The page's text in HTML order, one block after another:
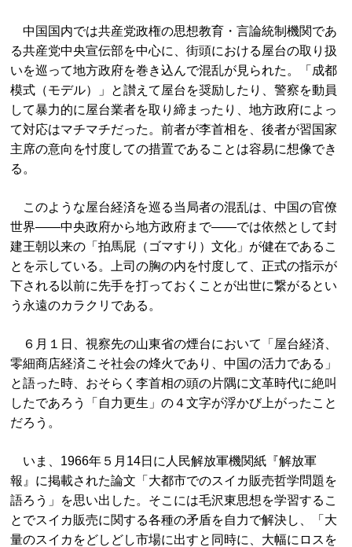
中国国内では共産党政権の思想教育・言論統制機関であ
る共産党中央宣伝部を中心に、街頭における屋台の取り扱
いを巡って地方政府を巻き込んで混乱が見られた。「成都
模式（モデル）」と讃えて屋台を奨励したり、警察を動員
して暴力的に屋台業者を取り締まったり、地方政府によっ
て対応はマチマチだった。前者が李首相を、後者が習国家
主席の意向を忖度しての措置であることは容易に想像でき
る。
このような屋台経済を巡る当局者の混乱は、中国の官僚
世界――中央政府から地方政府まで――では依然として封
建王朝以来の「拍馬屁（ゴマすり）文化」が健在であるこ
とを示している。上司の胸の内を忖度して、正式の指示が
下される以前に先手を打っておくことが出世に繋がるとい
う永遠のカラクリである。
６月１日、視察先の山東省の煙台において「屋台経済、
零細商店経済こそ社会の烽火であり、中国の活力である」
と語った時、おそらく李首相の頭の片隅に文革時代に絶叫
したであろう「自力更生」の４文字が浮かび上がったこと
だろう。
いま、1966年５月14日に人民解放軍機関紙『解放軍
報』に掲載された論文「大都市でのスイカ販売哲学問題を
語ろう」を思い出した。そこには毛沢東思想を学習するこ
とでスイカ販売に関する各種の矛盾を自力で解決し、「大
量のスイカをどしどし市場に出すと同時に、大幅にロスを